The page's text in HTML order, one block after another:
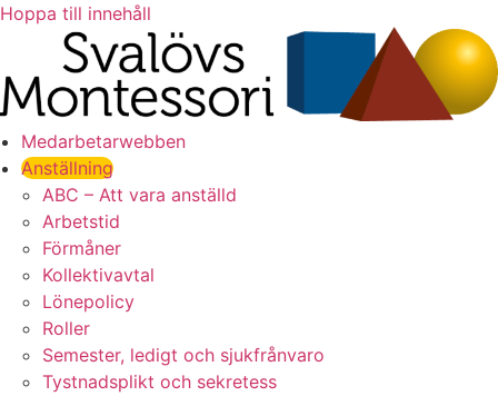
Hoppa till innehåll
Medarbetarwebben
Anställning
ABC – Att vara anställd
Arbetstid
Förmåner
Kollektivavtal
Lönepolicy
Roller
Semester, ledigt och sjukfrånvaro
Tystnadsplikt och sekretess